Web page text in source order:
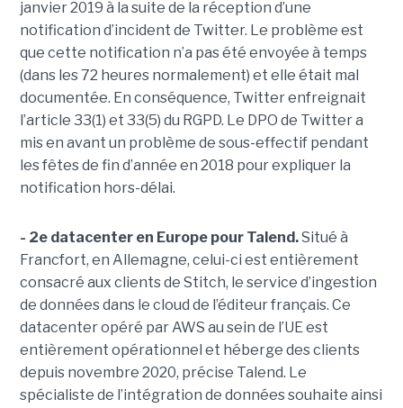
janvier 2019 à la suite de la réception d’une
notification d’incident de Twitter. Le problème est
que cette notification n’a pas été envoyée à temps
(dans les 72 heures normalement) et elle était mal
documentée. En conséquence, Twitter enfreignait
l’article 33(1) et 33(5) du RGPD. Le DPO de Twitter a
mis en avant un problème de sous-effectif pendant
les fêtes de fin d’année en 2018 pour expliquer la
notification hors-délai.
- 2e datacenter en Europe pour Talend.Situé à
Francfort, en Allemagne, celui-ci est entièrement
consacré aux clients de Stitch, le service d’ingestion
de données dans le cloud de l’éditeur français. Ce
datacenter opéré par AWS au sein de l’UE est
entièrement opérationnel et héberge des clients
depuis novembre 2020, précise Talend. Le
spécialiste de l’intégration de données souhaite ainsi